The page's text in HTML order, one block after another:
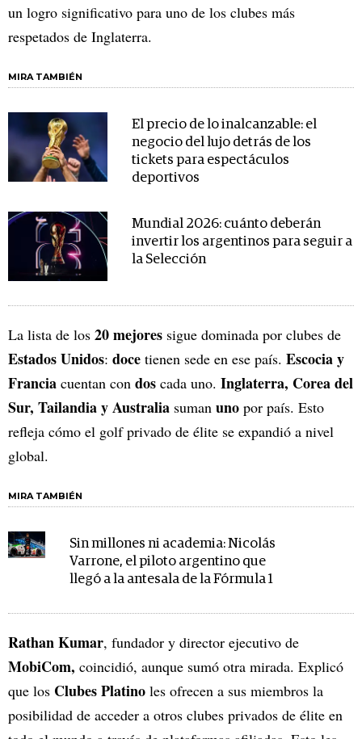
un logro significativo para uno de los clubes más
respetados de Inglaterra.
MIRA TAMBIÉN
El precio de lo inalcanzable: el
negocio del lujo detrás de los
tickets para espectáculos
deportivos
Mundial 2026: cuánto deberán
invertir los argentinos para seguir a
la Selección
La lista de los 20 mejores sigue dominada por clubes de
Estados Unidos: doce tienen sede en ese país. Escocia y
Francia cuentan con dos cada uno. Inglaterra, Corea del
Sur, Tailandia y Australia suman uno por país. Esto
refleja cómo el golf privado de élite se expandió a nivel
global.
MIRA TAMBIÉN
Sin millones ni academia: Nicolás
Varrone, el piloto argentino que
llegó a la antesala de la Fórmula 1
Rathan Kumar, fundador y director ejecutivo de
MobiCom, coincidió, aunque sumó otra mirada. Explicó
que los Clubes Platino les ofrecen a sus miembros la
posibilidad de acceder a otros clubes privados de élite en